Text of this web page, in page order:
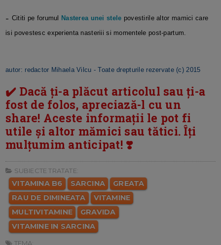
- Cititi pe forumul Nasterea unei stele povestirile altor mamici care
isi povestesc experienta nasteriii si momentele post-partum.
autor: redactor Mihaela Vilcu - Toate drepturile rezervate (c) 2015
✔️ Dacă ți-a plăcut articolul sau ți-a
fost de folos, apreciază-l cu un
share! Aceste informații le pot fi
utile și altor mămici sau tătici. Îți
mulțumim anticipat! ❣️
SUBIECTE TRATATE:
VITAMINA B6 SARCINA
GREATA
RAU DE DIMINEATA
VITAMINE
MULTIVITAMINE
GRAVIDA
VITAMINE IN SARCINA
TEMA: